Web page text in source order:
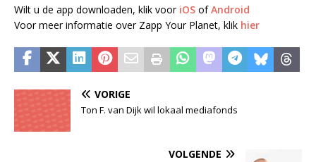
Wilt u de app downloaden, klik voor iOS ofAndroid
Voor meer informatie over Zapp Your Planet, klik hier
VORIGE
Ton F. van Dijk wil lokaal mediafonds
VOLGENDE